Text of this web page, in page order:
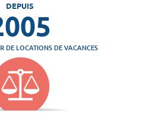
DEPUIS
DE LOCATIONS DE VACANCES